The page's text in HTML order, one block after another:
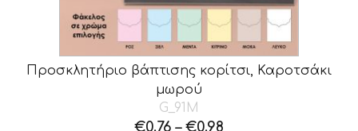
Προσκλητήριο βάπτισης κορίτσι, Καροτσάκι
μωρού
G_91M
€0.76 – €0.98